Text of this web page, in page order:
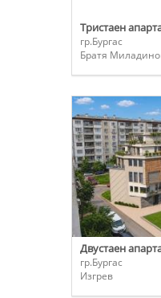
Тристаен
гр.Бургас
Братя
Двустаен
гр.Бургас
Изгрев